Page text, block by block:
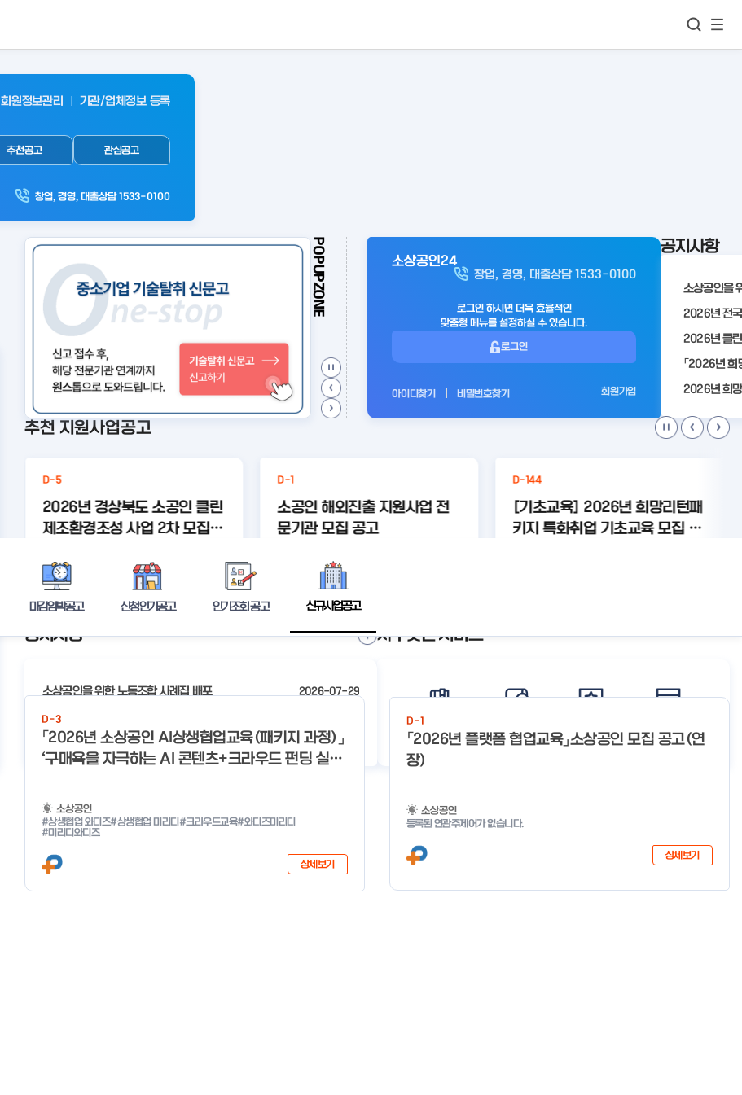
회원정보관리 기관/업체정보 등록
추천공고 관심공고
창업, 경영, 대출상담 1533-0100
POPUPZONE
아
그
소상공인24
창업, 경영, 대출상담 1533-0100
로그인 하시면 더욱 효율적인
맞춤형 메뉴를 설정하실 수 있습니다.
로그인
아이디찾기 비밀번호찾기 회원가입
공지사항
추천 지원사업공고
D-5
2026년 경상북도 소공인 클린
제조환경조성 사업 2차 모집공
D-1
소공인 해외진출 지원사업 전
문기관 모집 공고
D-144
[기초교육] 2026년 희망리턴패
키지 특화취업 기초교육 모집 수
I
m
공지사항
소상공인을 위한 노동조합 사례집 배포 2026-07-29
2026년 전국우수시장박람회 참가시장 모집 공고
2026년 클린제조환경조성 사업 공급기업 POOL 안내 2026-05-22
공자주찾는 서비스
우수사례 지원사업 상담 서비스 지원 이용 안내
마감임박공고 신청인기공고 인기조회 공고 신규사업공고
D-3
「2026년 소상공인 AI상생협업교육(패키지 과정)」
‘구매욕을 자극하는 AI 콘텐츠+크라우드 펀딩 실전
소상공인
#상생협업 와디즈#상생협업 미리디 #크라우드교육#와디즈미리디
#미리디와디즈
상세보기
D-1
「2026년 플랫폼 협업교육」소상공인 모집 공고(연
장)
소상공인
등록된 연관주제어가 없습니다.
상세보기